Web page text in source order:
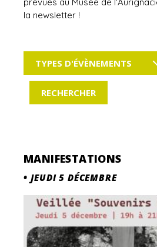
la newsletter !
TYPES D'ÉVÈNEMENTS
MANIFESTATIONS
• JEUDI 5 DÉCEMBRE